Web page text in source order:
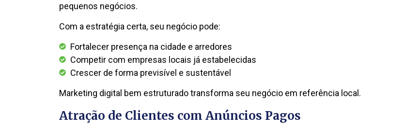
pequenos negócios.
Com a estratégia certa, seu negócio pode:
Fortalecer presença na cidade e arredores
Competir com empresas locais já estabelecidas
Crescer de forma previsível e sustentável
Marketing digital bem estruturado transforma seu negócio em referência local.
Atração de Clientes com Anúncios Pagos